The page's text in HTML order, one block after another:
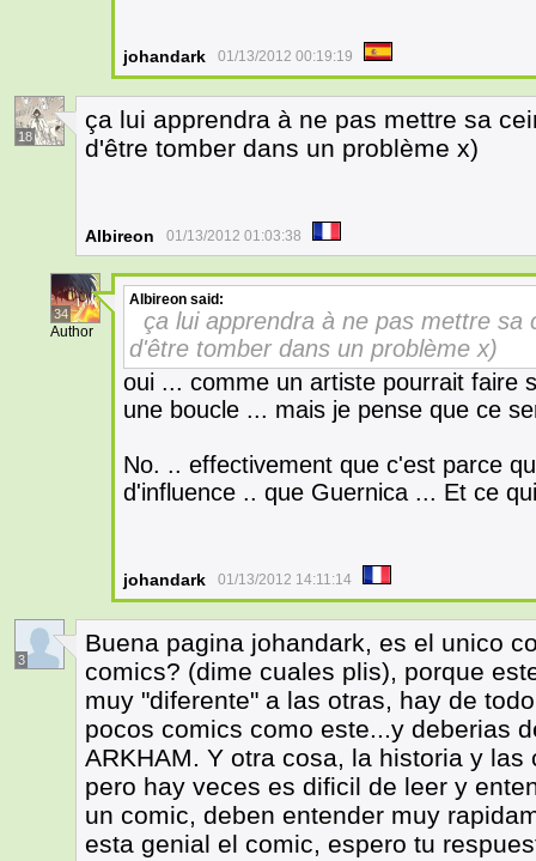
johandark 01/13/2012 00:19:19
18
ça lui apprendra à ne pas mettre sa
d'être tomber dans un problème x)
Albireon 01/13/2012 01:03:38
34
Author
Albireon said:
ça lui apprendra à ne pas mettre sa
d'être tomber dans un problème x)
oui ... comme un artiste pourrait faire
une boucle ... mais je pense que ce
No. .. effectivement que c'est parce
d'influence .. que Guernica ... Et ce
johandark 01/13/2012 14:11:14
3
Buena pagina johandark, es el unico
comics? (dime cuales plis), porque
muy "diferente" a las otras, hay de
pocos comics como este...y deberias
ARKHAM. Y otra cosa, la historia y
pero hay veces es dificil de leer y
un comic, deben entender muy
esta genial el comic, espero tu